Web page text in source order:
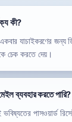
কী?
যাচাইকরণের
চেক করতে দেয়।
ব্যবহার করতে পারি?
পাসওয়ার্ড